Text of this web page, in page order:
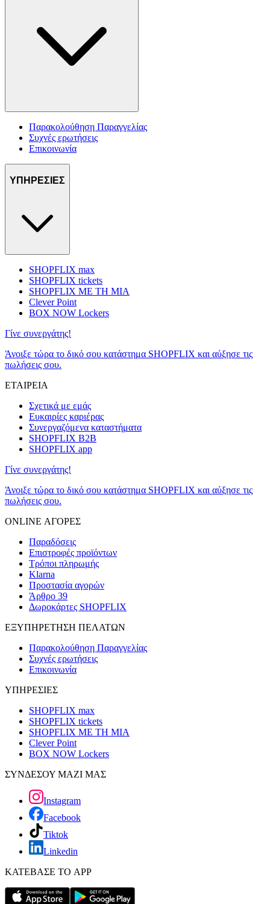
Παρακολούθηση Παραγγελίας
Συχνές ερωτήσεις
Επικοινωνία
ΥΠΗΡΕΣΙΕΣ
SHOPFLIX max
SHOPFLIX tickets
SHOPFLIX ΜΕ ΤΗ ΜΙΑ
Clever Point
BOX NOW Lockers
Γίνε συνεργάτης!
Άνοιξε τώρα το δικό σου κατάστημα SHOPFLIX και αύξησε τις
πωλήσεις σου.
ΕΤΑΙΡΕΙΑ
Σχετικά με εμάς
Ευκαιρίες καριέρας
Συνεργαζόμενα καταστήματα
SHOPFLIX B2B
SHOPFLIX app
Γίνε συνεργάτης!
Άνοιξε τώρα το δικό σου κατάστημα SHOPFLIX και αύξησε τις
πωλήσεις σου.
ONLINE ΑΓΟΡΕΣ
Παραδόσεις
Επιστροφές προϊόντων
Τρόποι πληρωμής
Klarna
Προστασία αγορών
Άρθρο 39
Δωροκάρτες SHOPFLIX
ΕΞΥΠΗΡΕΤΗΣΗ ΠΕΛΑΤΩΝ
Παρακολούθηση Παραγγελίας
Συχνές ερωτήσεις
Επικοινωνία
ΥΠΗΡΕΣΙΕΣ
SHOPFLIX max
SHOPFLIX tickets
SHOPFLIX ΜΕ ΤΗ ΜΙΑ
Clever Point
BOX NOW Lockers
ΣΥΝΔΕΣΟΥ ΜΑΖΙ ΜΑΣ
Instagram
Facebook
Tiktok
Linkedin
ΚΑΤΕΒΑΣΕ ΤΟ APP